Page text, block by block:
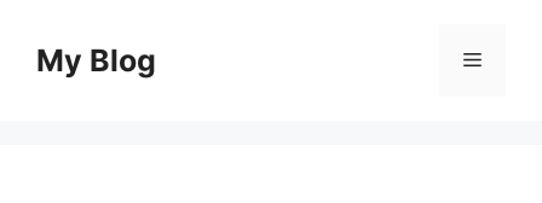
contentMy Blog Menu